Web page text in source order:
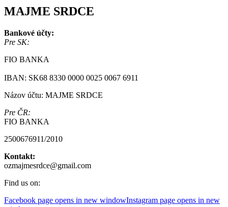
MAJME SRDCE
Bankové účty:
Pre SK:
FIO BANKA
IBAN: SK68 8330 0000 0025 0067 6911
Názov účtu: MAJME SRDCE
Pre ČR:
FIO BANKA
2500676911/2010
Kontakt:
ozmajmesrdce@gmail.com
Find us on:
Facebook page opens in new windowInstagram page opens in new